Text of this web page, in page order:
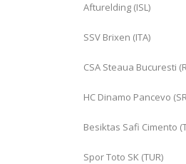
Afturelding (ISL)
SSV Brixen (ITA)
CSA Steaua Bucuresti
HC Dinamo Pancevo
Besiktas Safi Cimento
Spor Toto SK (TUR)